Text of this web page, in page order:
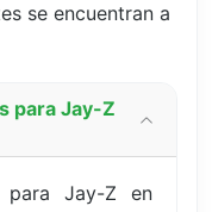
se encuentran a
para Jay-Z
Jay-Z en